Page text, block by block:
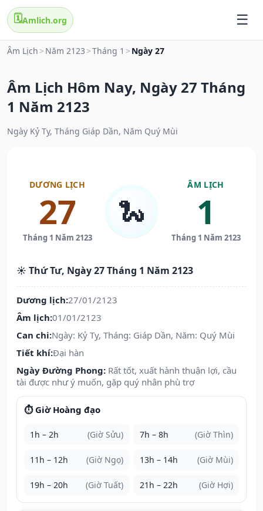
🗓️Amlich.org
Âm Lịch > Năm 2123 >Tháng 1 > Ngày 27
Âm Lịch Hôm Nay, Ngày 27 Tháng
1 Năm 2123
Ngày Kỷ Tỵ, Tháng Giáp Dần, Năm Quý Mùi
DƯƠNG LỊCH
27
Tháng 1 Năm 2123
🐍
ÂM LỊCH
1
Tháng 1 Năm 2123
☀️ Thứ Tư, Ngày 27 Tháng 1 Năm 2123
Dương lịch:27/01/2123
Âm lịch:01/01/2123
Can chi:Ngày: Kỷ Tỵ, Tháng: Giáp Dần, Năm: Quý Mùi
Tiết khí:Đại hàn
Ngày Đường Phong: Rất tốt, xuất hành thuận lợi, cầu
tài được như ý muốn, gặp quý nhân phù trợ
⏱️ Giờ Hoàng đạo
1h – 2h (Giờ Sửu) 7h – 8h (Giờ Thìn)
11h – 12h (Giờ Ngọ) 13h – 14h (Giờ Mùi)
19h – 20h (Giờ Tuất) 21h – 22h (Giờ Hợi)